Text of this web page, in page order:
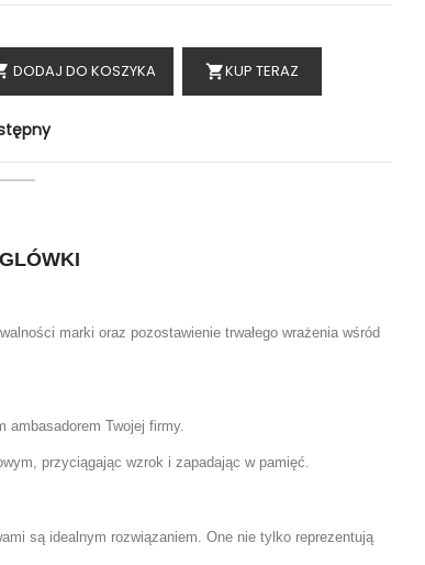
DODAJ DO KOSZYKA shopping_cartKUP TERAZ
marki oraz pozostawienie trwałego wrażenia wśród
Twojej firmy.
przyciągając wzrok i zapadając w pamięć.
są idealnym rozwiązaniem. One nie tylko reprezentują